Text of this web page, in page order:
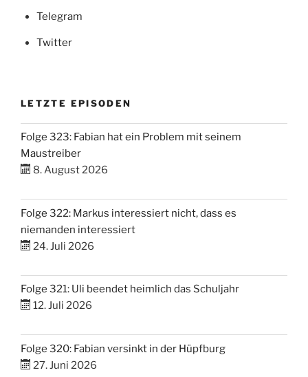
Telegram
Twitter
LETZTE EPISODEN
Folge 323: Fabian hat ein Problem mit seinem
Maustreiber
8. August 2026
Folge 322: Markus interessiert nicht, dass es
niemanden interessiert
24. Juli 2026
Folge 321: Uli beendet heimlich das Schuljahr
12. Juli 2026
Folge 320: Fabian versinkt in der Hüpfburg
27. Juni 2026